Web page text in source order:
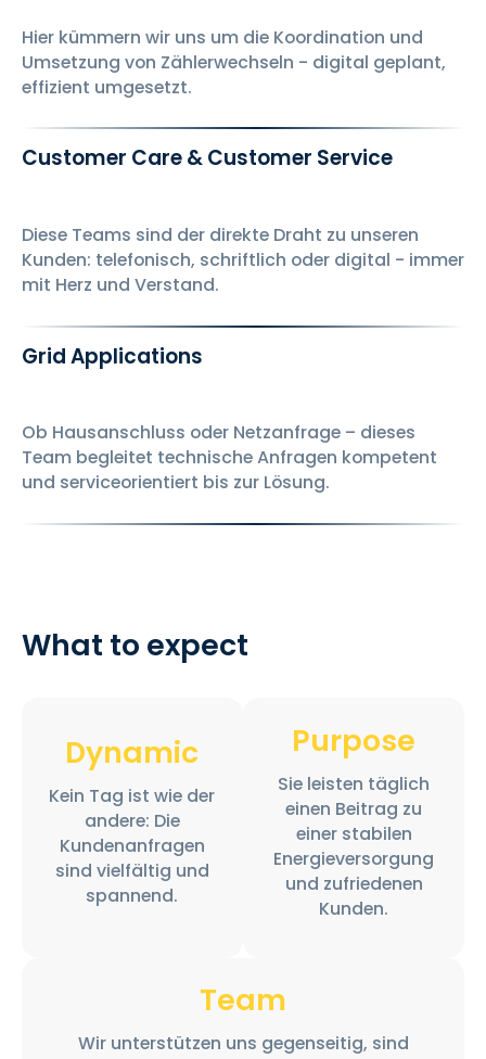
Hier kümmern wir uns um die Koordination und
Umsetzung von Zählerwechseln - digital geplant,
effizient umgesetzt.
Customer Care & Customer Service
Diese Teams sind der direkte Draht zu unseren
Kunden: telefonisch, schriftlich oder digital - immer
mit Herz und Verstand.
Grid Applications
Ob Hausanschluss oder Netzanfrage – dieses
Team begleitet technische Anfragen kompetent
und serviceorientiert bis zur Lösung.
What to expect
Dynamic
Kein Tag ist wie der
andere: Die
Kundenanfragen
sind vielfältig und
spannend.
Purpose
Sie leisten täglich
einen Beitrag zu
einer stabilen
Energieversorgung
und zufriedenen
Kunden.
Team
Wir unterstützen uns gegenseitig, sind